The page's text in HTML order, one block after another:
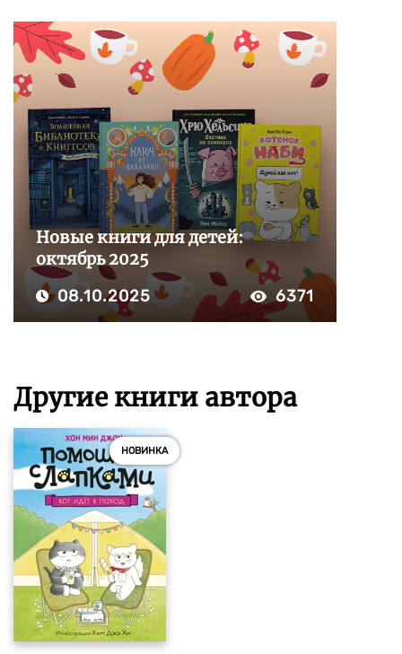
Новые книги для детей:
октябрь 2025
08.10.2025 6371
Другие книги автора
НОВИНКА